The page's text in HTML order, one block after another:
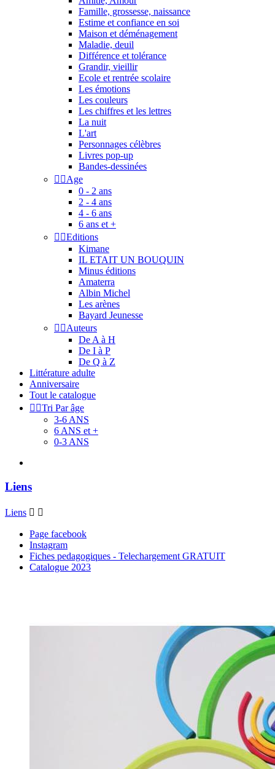
Famille, grossesse, naissance
Estime et confiance en soi
Maison et déménagement
Maladie, deuil
Différence et tolérance
Grandir, vieillir
Ecole et rentrée scolaire
Les émotions
Les couleurs
Les chiffres et les lettres
La nuit
L'art
Personnages célèbres
Livres pop-up
Bandes-dessinées
 Age
0 - 2 ans
2 - 4 ans
4 - 6 ans
6 ans et +
 Editions
Kimane
IL ETAIT UN BOUQUIN
Minus éditions
Amaterra
Albin Michel
Les arènes
Bayard Jeunesse
 Auteurs
De A à H
De I à P
De Q à Z
Littérature adulte
Anniversaire
Tout le catalogue
 Tri Par âge
3-6 ANS
6 ANS et +
0-3 ANS
Liens
Liens  
Page facebook
Instagram
Fiches pedagogiques - Telechargement GRATUIT
Catalogue 2023